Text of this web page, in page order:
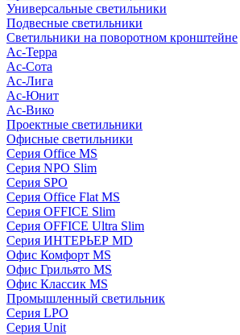
Универсальные светильники
Подвесные светильники
Светильники на поворотном кронштейне
Ас-Терра
Ас-Сота
Ас-Лига
Ас-Юнит
Ас-Вико
Проектные светильники
Офисные светильники
Серия Office MS
Серия NPO Slim
Серия SPO
Серия Office Flat MS
Серия OFFICE Slim
Серия OFFICE Ultra Slim
Серия ИНТЕРЬЕР MD
Офис Комфорт MS
Офис Грильято MS
Офис Классик MS
Промышленный светильник
Серия LPO
Серия Unit